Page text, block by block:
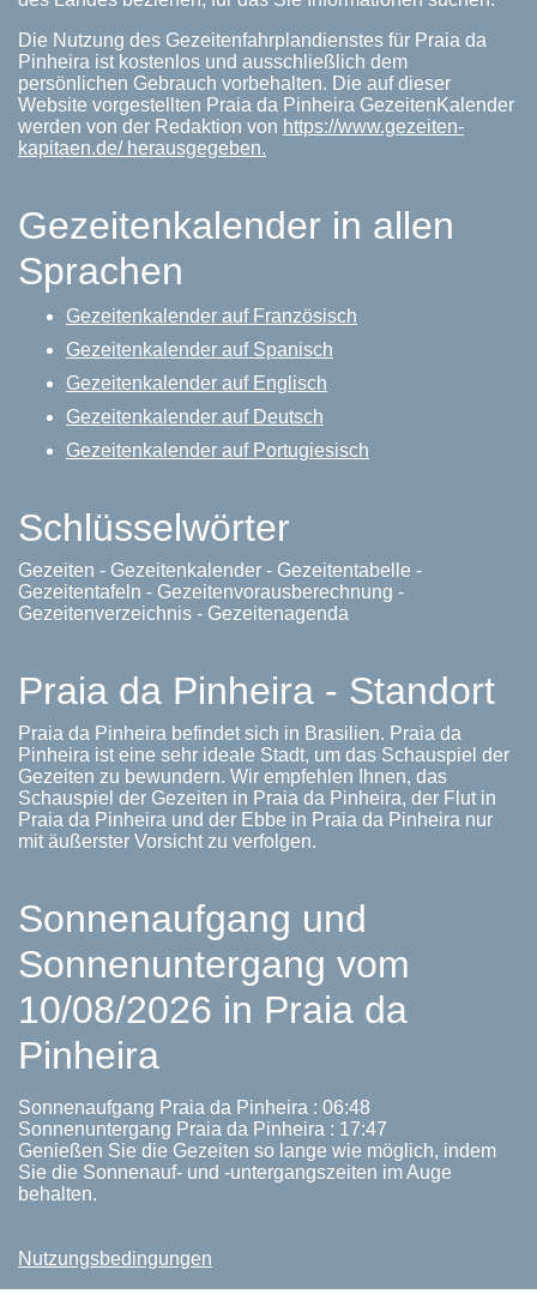
Die Nutzung des Gezeitenfahrplandienstes für Praia da
Pinheira ist kostenlos und ausschließlich dem
persönlichen Gebrauch vorbehalten. Die auf dieser
Website vorgestellten Praia da Pinheira GezeitenKalender
werden von der Redaktion von https://www.gezeiten-
kapitaen.de/ herausgegeben.
Gezeitenkalender in allen
Sprachen
Gezeitenkalender auf Französisch
Gezeitenkalender auf Spanisch
Gezeitenkalender auf Englisch
Gezeitenkalender auf Deutsch
Gezeitenkalender auf Portugiesisch
Schlüsselwörter
Gezeiten - Gezeitenkalender - Gezeitentabelle -
Gezeitentafeln - Gezeitenvorausberechnung -
Gezeitenverzeichnis - Gezeitenagenda
Praia da Pinheira - Standort
Praia da Pinheira befindet sich in Brasilien. Praia da
Pinheira ist eine sehr ideale Stadt, um das Schauspiel der
Gezeiten zu bewundern. Wir empfehlen Ihnen, das
Schauspiel der Gezeiten in Praia da Pinheira, der Flut in
Praia da Pinheira und der Ebbe in Praia da Pinheira nur
mit äußerster Vorsicht zu verfolgen.
Sonnenaufgang und
Sonnenuntergang vom
10/08/2026 in Praia da
Pinheira
Sonnenaufgang Praia da Pinheira : 06:48
Sonnenuntergang Praia da Pinheira : 17:47
Genießen Sie die Gezeiten so lange wie möglich, indem
Sie die Sonnenauf- und -untergangszeiten im Auge
behalten.
Nutzungsbedingungen